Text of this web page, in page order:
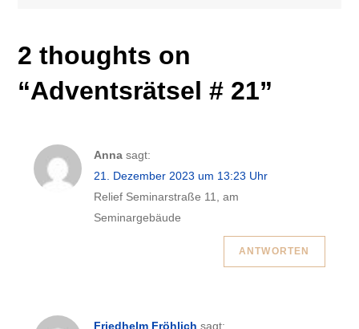
2 thoughts on
“Adventsrätsel # 21”
Anna sagt:
21. Dezember 2023 um 13:23 Uhr
Relief Seminarstraße 11, am
Seminargebäude
ANTWORTEN
Friedhelm Fröhlich sagt: